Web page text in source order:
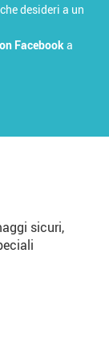
desideri a un
Facebook a
sicuri,